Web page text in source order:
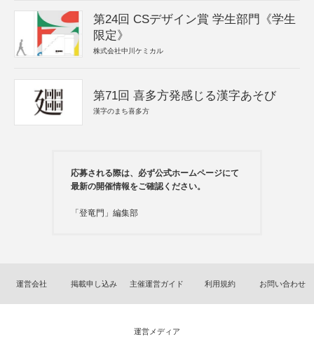
第24回 CSデザイン賞 学生部門《学生
限定》
株式会社中川ケミカル
第71回 喜多方発感じる漢字あそび
漢字のまち喜多方
応募される際は、必ず公式ホームページにて
最新の開催情報をご確認ください。
「登竜門」編集部
運営会社 掲載申し込み 主催運営ガイド 利用規約 お問い合わせ
運営メディア